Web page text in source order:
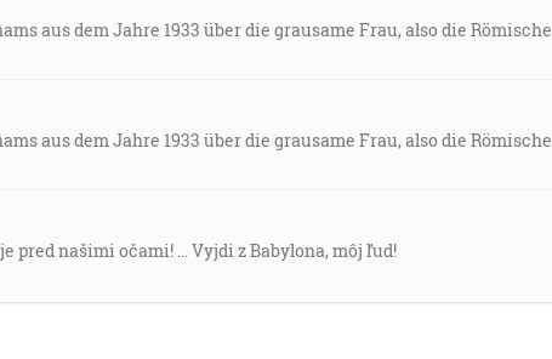
aus dem Jahre 1933 über die grausame Frau, also die Römische
aus dem Jahre 1933 über die grausame Frau, also die Römische
pred našimi očami! … Vyjdi z Babylona, môj ľud!